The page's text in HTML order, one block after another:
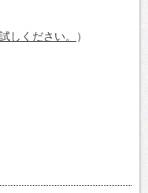
しください。 ）